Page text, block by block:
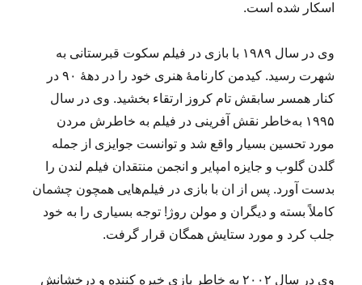
اسکار شده است.
وی در سال ۱۹۸۹ با بازی در فیلم سکوت قبرستانی به
شهرت رسید. کیدمن کارنامهٔ هنری خود را در دههٔ ۹۰ در
کنار همسر سابقش تام کروز ارتقاء بخشید. وی در سال
۱۹۹۵ به‌خاطر نقش آفرینی در فیلم به خاطرش مردن
مورد تحسین بسیار واقع شد و توانست جوایزی از جمله
گلدن گلوب و جایزه امپایر و انجمن منتقدان فیلم لندن را
بدست آورد. پس از ان با بازی در فیلم‌هایی همچون چشمان
کاملاً بسته و دیگران و مولن روژ! توجه بسیاری را به خود
جلب کرد و مورد ستایش همگان قرار گرفت.
وی در سال ۲۰۰۲ به خاطر بازی خیره کننده و درخشانش